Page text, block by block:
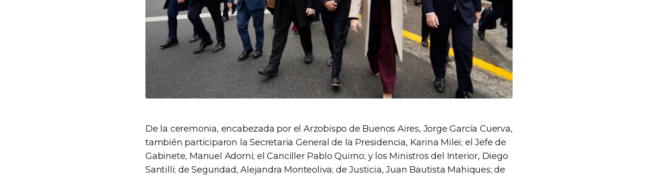
De la ceremonia, encabezada por el Arzobispo de Buenos Aires, Jorge García Cuerva,
también participaron la Secretaria General de la Presidencia, Karina Milei; el Jefe de
Gabinete, Manuel Adorni; el Canciller Pablo Quirno; y los Ministros del Interior, Diego
Santilli; de Seguridad, Alejandra Monteoliva; de Justicia, Juan Bautista Mahiques; de